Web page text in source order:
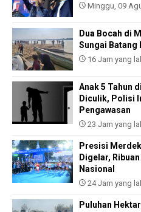
Minggu, 09
Dua Bocah di
Sungai Batang
16 Jam yang
Anak 5 Tahun
Diculik, Polisi
Pengawasan
23 Jam yang
Presisi
Digelar,
Nasional
24 Jam yang
Puluhan